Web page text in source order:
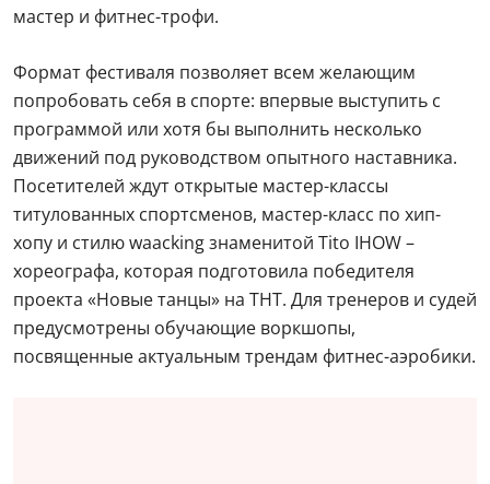
мастер и фитнес-трофи.
Формат фестиваля позволяет всем желающим
попробовать себя в спорте: впервые выступить с
программой или хотя бы выполнить несколько
движений под руководством опытного наставника.
Посетителей ждут открытые мастер-классы
титулованных спортсменов, мастер-класс по хип-
хопу и стилю waacking знаменитой Tito IHOW –
хореографа, которая подготовила победителя
проекта «Новые танцы» на ТНТ. Для тренеров и судей
предусмотрены обучающие воркшопы,
посвященные актуальным трендам фитнес-аэробики.